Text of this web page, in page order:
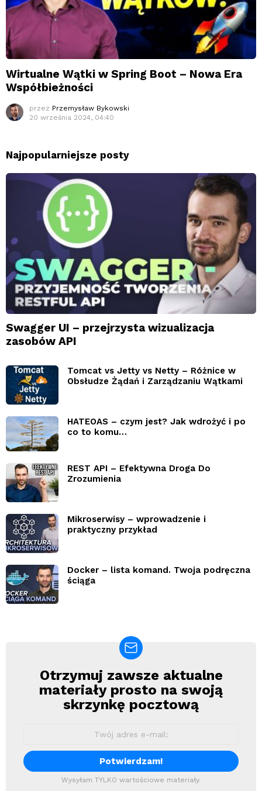
Wirtualne Wątki w Spring Boot – Nowa Era
Współbieżności
przez Przemysław Bykowski
20 września 2024, 04:40
Najpopularniejsze posty
Swagger UI – przejrzysta wizualizacja
zasobów API
Tomcat vs Jetty vs Netty – Różnice w
Obsłudze Żądań i Zarządzaniu Wątkami
HATEOAS – czym jest? Jak wdrożyć i po
co to komu…
REST API – Efektywna Droga Do
Zrozumienia
Mikroserwisy – wprowadzenie i
praktyczny przykład
Docker – lista komand. Twoja podręczna
ściąga
Newsletter
Otrzymuj zawsze aktualne
materiały prosto na swoją
skrzynkę pocztową
Wysyłam TYLKO wartościowe materiały.